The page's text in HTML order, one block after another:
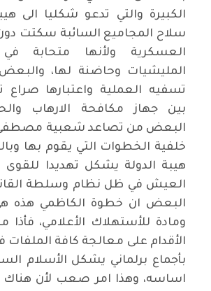
الكبيرة والتي تدعو شكليا الى
سلاح المجاميع السائبة سكتت دون
العسكرية ولأنها متحابة
المليشيات وحاضنة لها، والبعض
تسفيه العملية واعتبارها
بين جهاز مكافحة الارهاب
البعض من تصاعد شعبية مصطفى
خلفية الخطوات التي يقوم بها
هيبة الدولة يشكل تهديدا للقوى
العيش في ظل نظام وسلطة
البعض ان خطوة الكاظمي هذه
ومادة للأستهلاك الأعلامي، فأذا
الأقدام على معالجة كافة الملفات
بأجماع برلماني يشكل الأسلام
اساسه، وهذا امر صعب لأن هناك